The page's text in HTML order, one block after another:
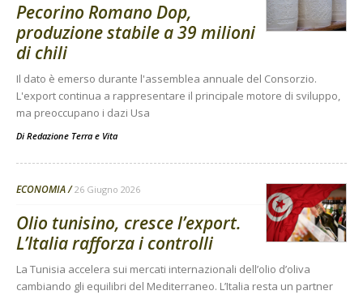
Pecorino Romano Dop,
produzione stabile a 39 milioni
di chili
Il dato è emerso durante l'assemblea annuale del Consorzio.
L'export continua a rappresentare il principale motore di sviluppo,
ma preoccupano i dazi Usa
Di Redazione Terra e Vita
ECONOMIA 26 Giugno 2026
Olio tunisino, cresce l’export.
L’Italia rafforza i controlli
La Tunisia accelera sui mercati internazionali dell’olio d’oliva
cambiando gli equilibri del Mediterraneo. L’Italia resta un partner